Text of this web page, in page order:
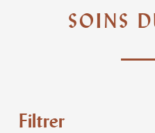
SOINS
Filtrer